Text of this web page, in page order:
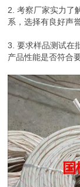
2. 考察厂家实力了
系，选择有良好声
3. 要求样品测试在
产品性能是否符合要